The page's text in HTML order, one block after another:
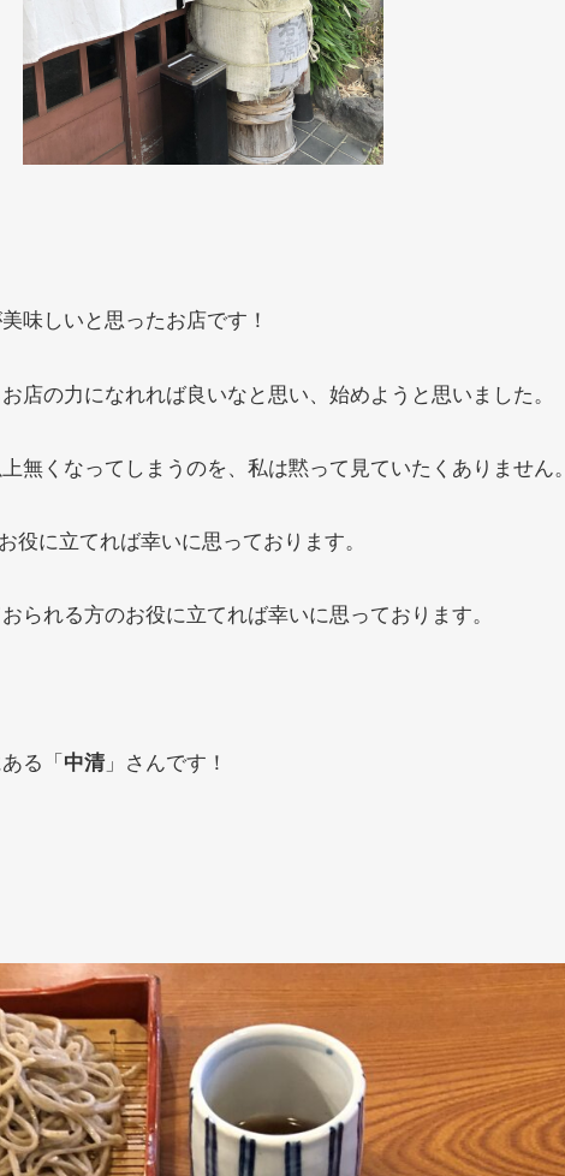
味しいと思ったお店です！
店の力になれれば良いなと思い、始めようと思いました。
無くなってしまうのを、私は黙って見ていたくありません。
役に立てれば幸いに思っております。
られる方のお役に立てれば幸いに思っております。
る「 中清」さんです！